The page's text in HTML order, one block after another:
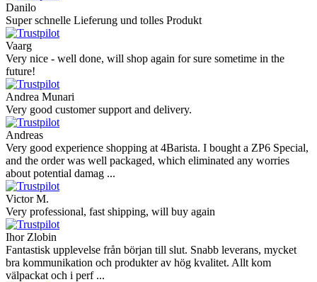
Danilo
Super schnelle Lieferung und tolles Produkt
Vaarg
Very nice - well done, will shop again for sure sometime in the
future!
Andrea Munari
Very good customer support and delivery.
Andreas
Very good experience shopping at 4Barista. I bought a ZP6 Special,
and the order was well packaged, which eliminated any worries
about potential damag ...
Victor M.
Very professional, fast shipping, will buy again
Ihor Zlobin
Fantastisk upplevelse från början till slut. Snabb leverans, mycket
bra kommunikation och produkter av hög kvalitet. Allt kom
välpackat och i perf ...